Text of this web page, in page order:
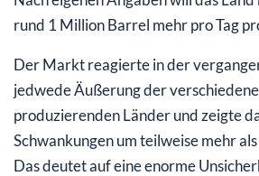
rund 1 Million Barrel mehr pro Tag
Der Markt reagierte in der
jedwede Äußerung der
produzierenden Länder und zeigte
Schwankungen um teilweise mehr als
Das deutet auf eine enorme